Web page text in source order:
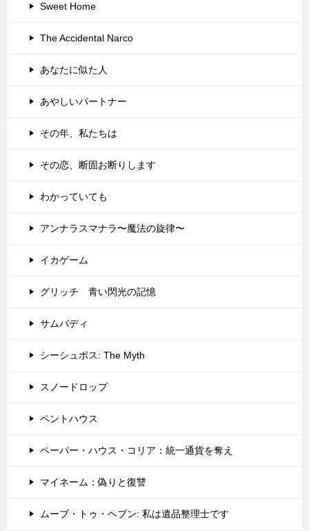
Sweet Home
The Accidental Narco
あなたに似た人
あやしいパートナー
その年、私たちは
その恋、断固お断りします
わかっていても
アンナラスマナラ〜魔法の旋律〜
イカゲーム
グリッチ 青い閃光の記憶
サムバディ
シーシュポス: The Myth
スノードロップ
ペントハウス
ペーパー・ハウス・コリア：統一通貨を奪え
マイネーム：偽りと復讐
ムーブ・トゥ・ヘブン: 私は遺品整理士です